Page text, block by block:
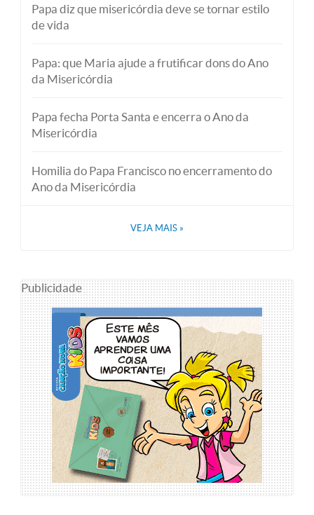
Papa diz que misericórdia deve se tornar estilo
de vida
Papa: que Maria ajude a frutificar dons do Ano
da Misericórdia
Papa fecha Porta Santa e encerra o Ano da
Misericórdia
Homilia do Papa Francisco no encerramento do
Ano da Misericórdia
VEJA MAIS »
Publicidade